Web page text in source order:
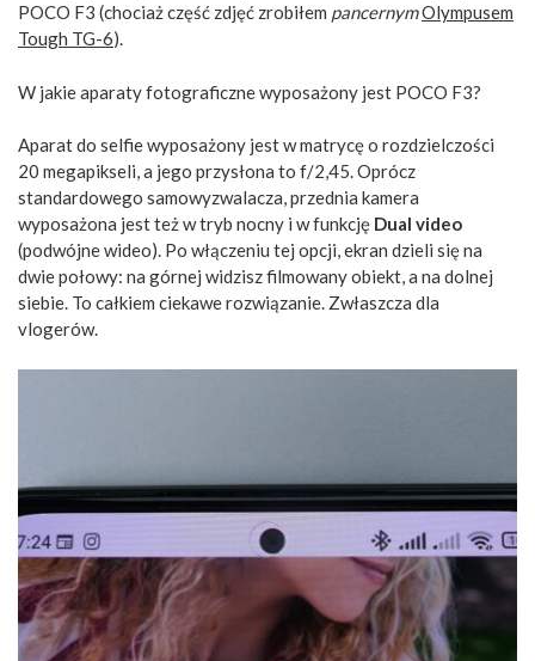
POCO F3 (chociaż część zdjęć zrobiłem pancernymOlympusem
Tough TG-6).
W jakie aparaty fotograficzne wyposażony jest POCO F3?
Aparat do selfie wyposażony jest w matrycę o rozdzielczości
20 megapikseli, a jego przysłona to f/2,45. Oprócz
standardowego samowyzwalacza, przednia kamera
wyposażona jest też w tryb nocny i w funkcję Dual video
(podwójne wideo). Po włączeniu tej opcji, ekran dzieli się na
dwie połowy: na górnej widzisz filmowany obiekt, a na dolnej
siebie. To całkiem ciekawe rozwiązanie. Zwłaszcza dla
vlogerów.